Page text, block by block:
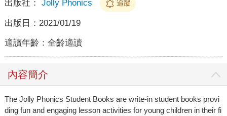
出版社： Jolly Phonics 追蹤
出版日： 2021/01/19
適讀年齡： 全齡適讀
內容簡介
The Jolly Phonics Student Books are write-in student books provi
ding fun and engaging lesson activities for young children in their fi